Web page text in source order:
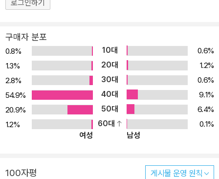
로그인하기
구매자 분포
0.8% 10대
0.6%
1.3%
20대
1.2%
2.8%
30대
0.6%
54.9%
40대
9.1%
20.9%
50대
6.4%
1.2%
60대
0.1%
여성
남성
100자평 게시물 운영 원칙